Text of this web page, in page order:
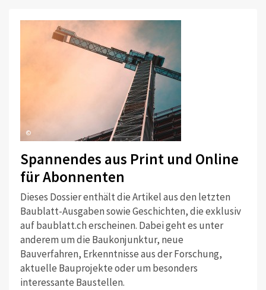
©
Spannendes aus Print und Online
für Abonnenten
Dieses Dossier enthält die Artikel aus den letzten
Baublatt-Ausgaben sowie Geschichten, die exklusiv
auf baublatt.ch erscheinen. Dabei geht es unter
anderem um die Baukonjunktur, neue
Bauverfahren, Erkenntnisse aus der Forschung,
aktuelle Bauprojekte oder um besonders
interessante Baustellen.